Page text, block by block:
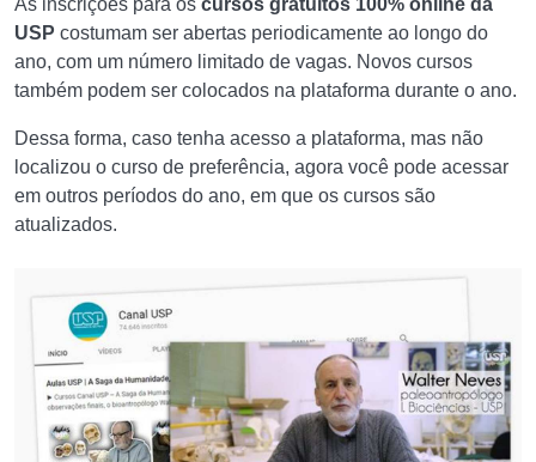
As inscrições para os cursos gratuitos 100% online da
USP costumam ser abertas periodicamente ao longo do
ano, com um número limitado de vagas. Novos cursos
também podem ser colocados na plataforma durante o ano.
Dessa forma, caso tenha acesso a plataforma, mas não
localizou o curso de preferência, agora você pode acessar
em outros períodos do ano, em que os cursos são
atualizados.